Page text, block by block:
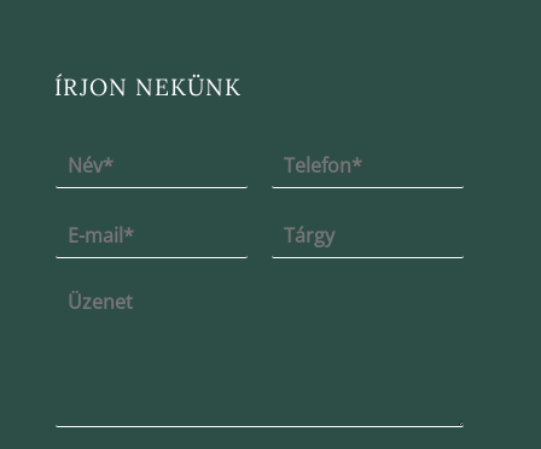
ÍRJON NEKÜNK